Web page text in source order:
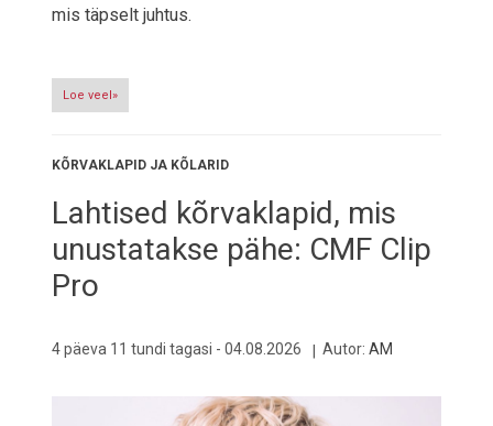
mis täpselt juhtus.
Loe veel»
KÕRVAKLAPID JA KÕLARID
Lahtised kõrvaklapid, mis
unustatakse pähe: CMF Clip
Pro
4 päeva 11 tundi tagasi - 04.08.2026 Autor: AM